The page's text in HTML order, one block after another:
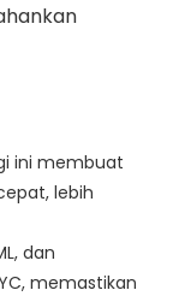
ini membuat
lebih
dan
memastikan